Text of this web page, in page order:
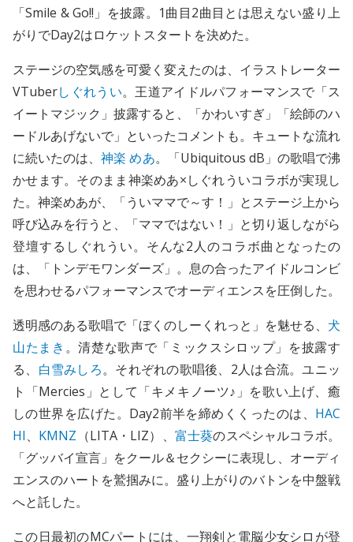
「Smile & Go!!」を披露。1曲目2曲目とは思えない盛り上
がりでDay2はロケットスタートを決めた。
ステージの空気感を可愛く変えたのは、イラストレーター
VTuberしぐれうい。王道アイドルパフォーマンスで「ス
イートマジック」披露すると、「かわいすぎ」「絵師のハ
ードルあげないで」といったコメントも。キュートな流れ
に続いたのは、神楽 めあ。「Ubiquitous dB」の歌唱で沸
かせます。そのまま神楽めあ×しぐれういコラボが実現し
た。神楽めあが、「ういママで～す！」とステージ上から
呼び込みを行うと、「ママではない！」と切り返しながら
登壇するしぐれうい。そんな2人のコラボ曲となったの
は、「トンデモワンダーズ」。息の合ったアイドルコンビ
を思わせるパフォーマンスでオーディエンスを圧倒した。
透明感のある歌唱で「ぼくのしーくれっと」を魅せる、 犬
山たまき 。清楚な歌声で「ミックスシロップ」を披露す
る、 白雪みしろ。それぞれの歌唱後、2人は合流。ユニッ
ト「Mercies」として「キメキノーツ♪」を歌い上げ、癒
しの世界を広げた。Day2前半を締めくくったのは、 HAC
HI、 KMNZ （LITA・LIZ）、 富士葵のスペシャルコラボ。
「グッバイ宣言」をクール＆セクシーに表現し、オーディ
エンスのハートを鷲掴みに。盛り上がりのバトンを中盤戦
へと託した。
この日最初のMCパートには、一翔剣と電脳少女シロが登